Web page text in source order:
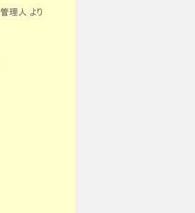
管理人 より